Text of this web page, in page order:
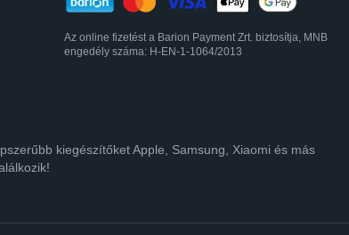
Az online fizetést a Barion Payment Zrt. biztosítja, MNB
engedély száma: H-EN-1-1064/2013
kiegészítőket Apple, Samsung, Xiaomi és más